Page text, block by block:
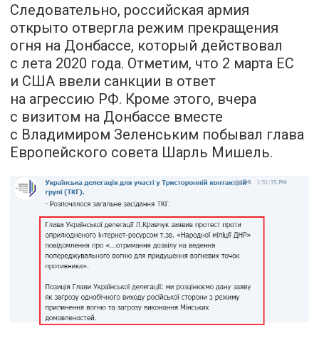
Следовательно, российская армия
открыто отвергла режим прекращения
огня на Донбассе, который действовал
с лета 2020 года. Отметим, что 2 марта ЕС
и США ввели санкции в ответ
на агрессию РФ. Кроме этого, вчера
с визитом на Донбассе вместе
с Владимиром Зеленським побывал глава
Европейского совета Шарль Мишель.